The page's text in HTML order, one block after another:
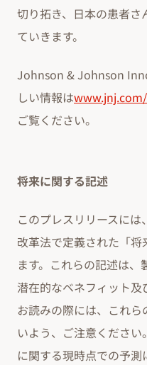
切り拓き、日本の患者
ていきます。
Johnson & Johnson
しい情報は
ご覧ください。
将来に関する記述
このプレスリリースに
改革法で定義された「
ます。これらの記述は
潜在的なベネフィット及
お読みの際には、これ
いよう、ご注意くださ
に関する現時点での予測